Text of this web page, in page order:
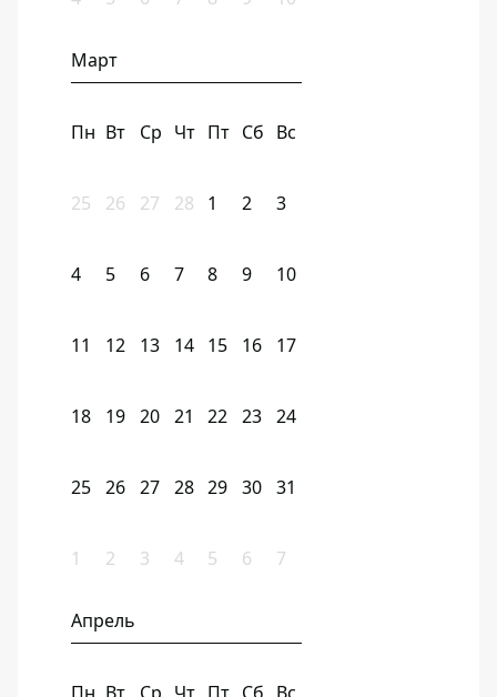
Март
Пн Вт Ср Чт Пт Сб Вс
25 26 27 28 1 2 3
4 5 6 7 8 9 10
11 12 13 14 15 16 17
18 19 20 21 22 23 24
25 26 27 28 29 30 31
1 2 3 4 5 6 7
Апрель